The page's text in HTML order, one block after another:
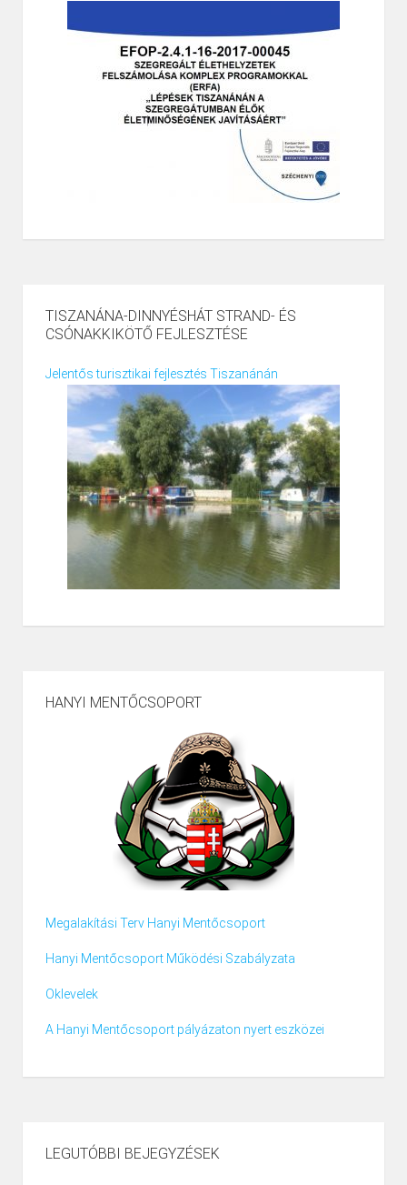
TISZANÁNA-DINNYÉSHÁT STRAND- ÉS
CSÓNAKKIKÖTŐ FEJLESZTÉSE
Jelentős turisztikai fejlesztés Tiszanánán
HANYI MENTŐCSOPORT
Megalakítási Terv Hanyi Mentőcsoport
Hanyi Mentőcsoport Működési Szabályzata
Oklevelek
A Hanyi Mentőcsoport pályázaton nyert eszközei
LEGUTÓBBI BEJEGYZÉSEK